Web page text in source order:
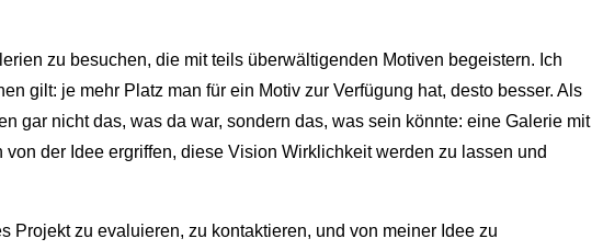
zu besuchen, die mit teils überwältigenden Motiven begeistern. Ich
gilt: je mehr Platz man für ein Motiv zur Verfügung hat, desto besser. Als
gar nicht das, was da war, sondern das, was sein könnte: eine Galerie mit
der Idee ergriffen, diese Vision Wirklichkeit werden zu lassen und
Projekt zu evaluieren, zu kontaktieren, und von meiner Idee zu